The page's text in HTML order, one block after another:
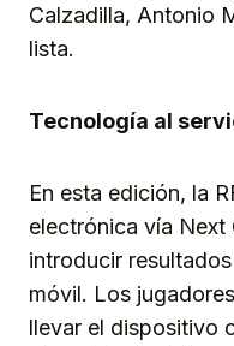
Calzadilla, Antonio
lista.
Tecnología al
En esta edición, la
electrónica vía Next
introducir
móvil. Los
llevar el dispositivo